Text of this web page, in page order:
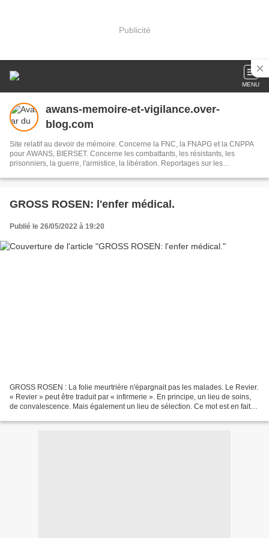
Publicité
MENU
awans-memoire-et-vigilance.over-
blog.com
Site relatif au devoir de mémoire. Concerne la FNC, la FNAPG et la CNPPA
pour AWANS, BIERSET. Concerne les combattants, les résistants, les
prisonniers, la guerre, l'armistice, la libération. Reportages sur les
novembre, 21 juillet et autres.
GROSS ROSEN: l'enfer médical.
Publié le 26/05/2022 à 19:20
GROSS ROSEN : La folie meurtrière n'épargnait pas les malades. Le Revier.
« Revier » peut être traduit par « infirmerie ». En principe, un lieu de soins,
de convalescence. Mais également un lieu de sélection. Ce mot est en fait